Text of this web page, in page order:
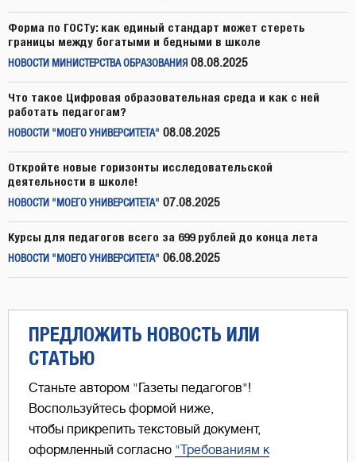
Форма по ГОСТу: как единый стандарт может стереть
границы между богатыми и бедными в школе
НОВОСТИ МИНИСТЕРСТВА ОБРАЗОВАНИЯ 08.08.2025
Что такое Цифровая образовательная среда и как с ней
работать педагогам?
НОВОСТИ "МОЕГО УНИВЕРСИТЕТА" 08.08.2025
Откройте новые горизонты исследовательской
деятельности в школе!
НОВОСТИ "МОЕГО УНИВЕРСИТЕТА" 07.08.2025
Курсы для педагогов всего за 699 рублей до конца лета
НОВОСТИ "МОЕГО УНИВЕРСИТЕТА" 06.08.2025
ПРЕДЛОЖИТЬ НОВОСТЬ ИЛИ
СТАТЬЮ
Станьте автором "Газеты педагогов"!
Воспользуйтесь формой ниже,
чтобы прикрепить текстовый документ,
оформленный согласно "Требованиям к